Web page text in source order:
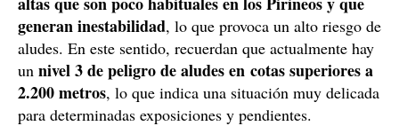
generan inestabilidad, lo que provoca un alto riesgo de
aludes. En este sentido, recuerdan que actualmente hay
un nivel 3 de peligro de aludes en cotas superiores a
2.200 metros, lo que indica una situación muy delicada
para determinadas exposiciones y pendientes.